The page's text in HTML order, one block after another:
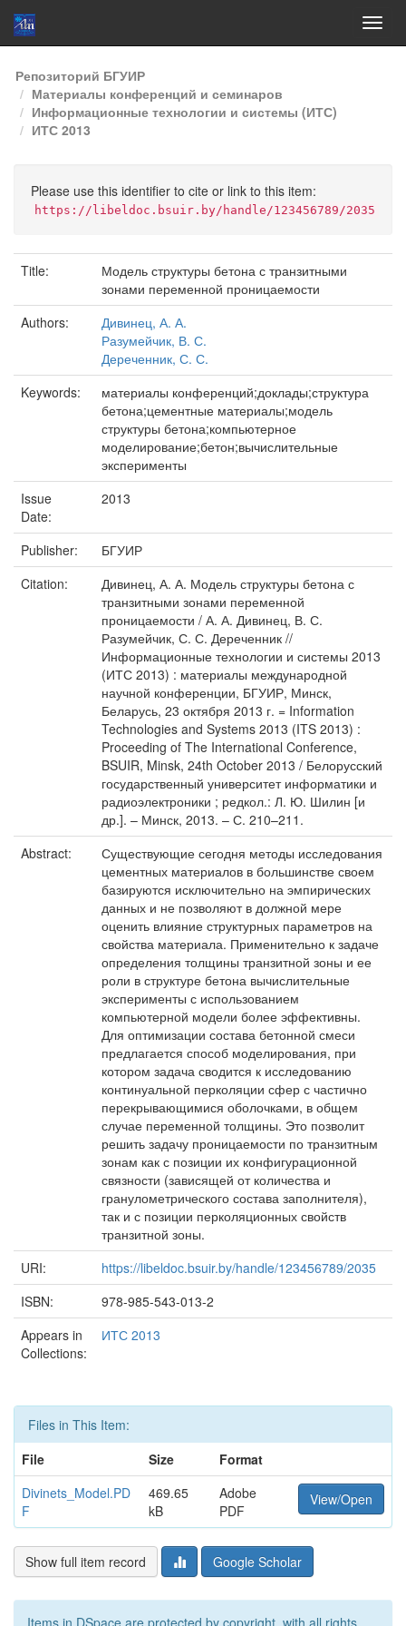
Skip
navigation
Репозиторий БГУИР
Материалы конференций и семинаров
Информационные технологии и системы (ИТС)
ИТС 2013
Please use this identifier to cite or link to this item:
https://libeldoc.bsuir.by/handle/123456789/2035
Title:
Модель структуры бетона с транзитными
зонами переменной проницаемости
Authors:
Дивинец, А. А.
Разумейчик, В. С.
Дереченник, С. С.
Keywords:
материалы конференций;доклады;структура
бетона;цементные материалы;модель
структуры бетона;компьютерное
моделирование;бетон;вычислительные
эксперименты
Issue
Date:
2013
Publisher:
БГУИР
Citation:
Дивинец, А. А. Модель структуры бетона с
транзитными зонами переменной
проницаемости / А. А. Дивинец, В. С.
Разумейчик, С. С. Дереченник //
Информационные технологии и системы 2013
(ИТС 2013) : материалы международной
научной конференции, БГУИР, Минск,
Беларусь, 23 октября 2013 г. = Information
Technologies and Systems 2013 (ITS 2013) :
Proceeding of The International Conference,
BSUIR, Minsk, 24th October 2013 / Белорусский
государственный университет информатики и
радиоэлектроники ; редкол.: Л. Ю. Шилин [и
др.]. – Минск, 2013. – С. 210–211.
Abstract:
Существующие сегодня методы исследования
цементных материалов в большинстве своем
базируются исключительно на эмпирических
данных и не позволяют в должной мере
оценить влияние структурных параметров на
свойства материала. Применительно к задаче
определения толщины транзитной зоны и ее
роли в структуре бетона вычислительные
эксперименты с использованием
компьютерной модели более эффективны.
Для оптимизации состава бетонной смеси
предлагается способ моделирования, при
котором задача сводится к исследованию
континуальной перколяции сфер с частично
перекрывающимися оболочками, в общем
случае переменной толщины. Это позволит
решить задачу проницаемости по транзитным
зонам как с позиции их конфигурационной
связности (зависящей от количества и
гранулометрического состава заполнителя),
так и с позиции перколяционных свойств
транзитной зоны.
URI:
https://libeldoc.bsuir.by/handle/123456789/2035
ISBN:
978-985-543-013-2
Appears in
Collections:
ИТС 2013
Files in This Item:
File
Size
Format
Divinets_Model.PD
F
469.65
kB
Adobe
PDF
View/Open
Show full item record Google Scholar
Items in DSpace are protected by copyright, with all rights